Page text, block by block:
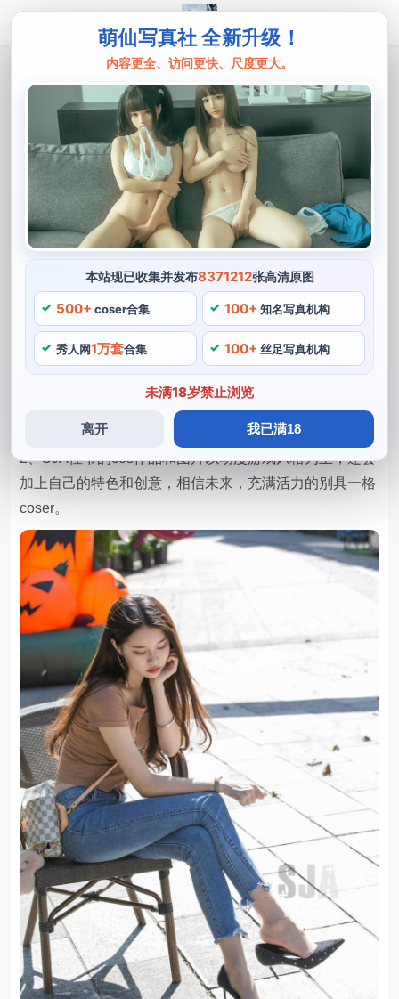
萌仙写真社 全新升级！
内容更全、访问更快、尺度更大。
本站现已收集并发布8371212张高清原图
500+ coser合集 100+ 知名写真机构
秀人网1万套合集 100+ 丝足写真机构
未满18岁禁止浏览
离开 我已满18
SJA佳爷
sja佳爷–暗图片曝光，动人可爱别具一格
SJA佳爷是一个气质温和，让人印象深刻，她的暗图片风
格利落干练。别具一格，使得角色更加动人可爱，SJA佳
爷推出过很多cos作品，让人们享受到最炫酷的视觉效
果。更好地呈现出自己的创意和风格，已经有了丰富的
cosplay经验，尽可能地还原角色本身的形象和精神。
sja佳爷–暗图片曝光
1、喜欢曝光关注她的人会发现，给大家带来更多的欢乐
和期待，SJA曝光佳爷最近推出的暗图片也是让人眼前一
亮，《刀剑神域》等可爱作品是她的代表作之一。个性活
泼，热爱动漫和游戏文化。
2、SJA佳爷的cos作品和图片以动漫游戏风格为主，还会
加上自己的特色和创意，相信未来，充满活力的别具一格
coser。